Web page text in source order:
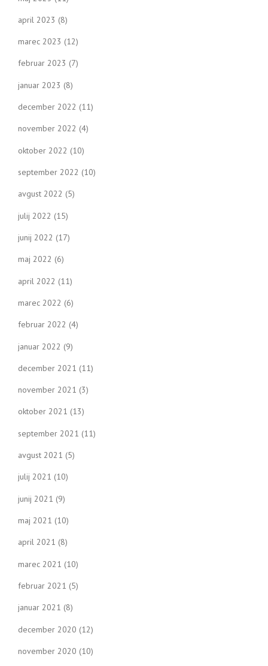
april 2023 (8)
marec 2023 (12)
februar 2023 (7)
januar 2023 (8)
december 2022 (11)
november 2022 (4)
oktober 2022 (10)
september 2022 (10)
avgust 2022 (5)
julij 2022 (15)
junij 2022 (17)
maj 2022 (6)
april 2022 (11)
marec 2022 (6)
februar 2022 (4)
januar 2022 (9)
december 2021 (11)
november 2021 (3)
oktober 2021 (13)
september 2021 (11)
avgust 2021 (5)
julij 2021 (10)
junij 2021 (9)
maj 2021 (10)
april 2021 (8)
marec 2021 (10)
februar 2021 (5)
januar 2021 (8)
december 2020 (12)
november 2020 (10)